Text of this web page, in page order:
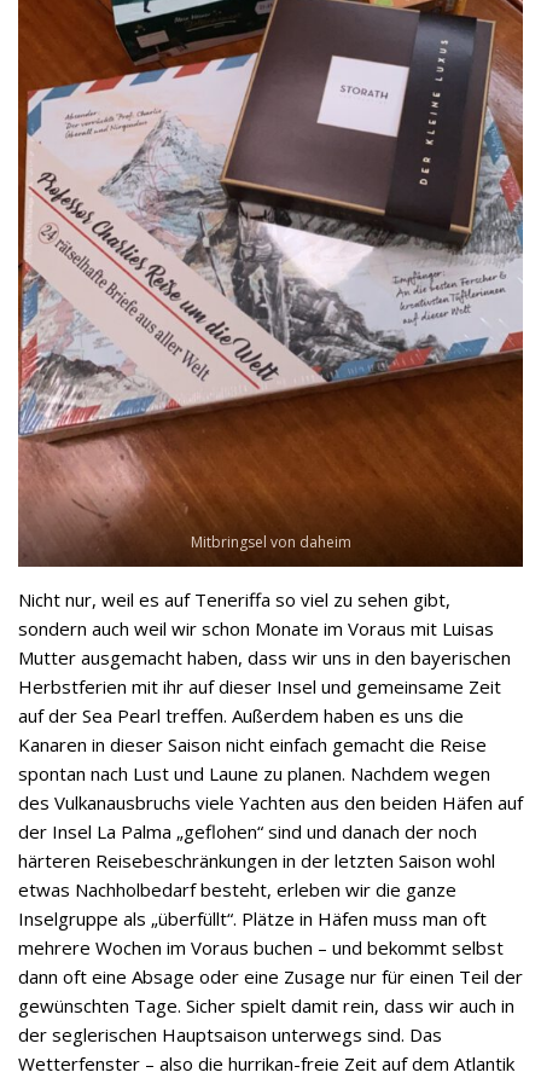
Mitbringsel von daheim
Nicht nur, weil es auf Teneriffa so viel zu sehen gibt,
sondern auch weil wir schon Monate im Voraus mit Luisas
Mutter ausgemacht haben, dass wir uns in den bayerischen
Herbstferien mit ihr auf dieser Insel und gemeinsame Zeit
auf der Sea Pearl treffen. Außerdem haben es uns die
Kanaren in dieser Saison nicht einfach gemacht die Reise
spontan nach Lust und Laune zu planen. Nachdem wegen
des Vulkanausbruchs viele Yachten aus den beiden Häfen auf
der Insel La Palma „geflohen“ sind und danach der noch
härteren Reisebeschränkungen in der letzten Saison wohl
etwas Nachholbedarf besteht, erleben wir die ganze
Inselgruppe als „überfüllt“. Plätze in Häfen muss man oft
mehrere Wochen im Voraus buchen – und bekommt selbst
dann oft eine Absage oder eine Zusage nur für einen Teil der
gewünschten Tage. Sicher spielt damit rein, dass wir auch in
der seglerischen Hauptsaison unterwegs sind. Das
Wetterfenster – also die hurrikan-freie Zeit auf dem Atlantik